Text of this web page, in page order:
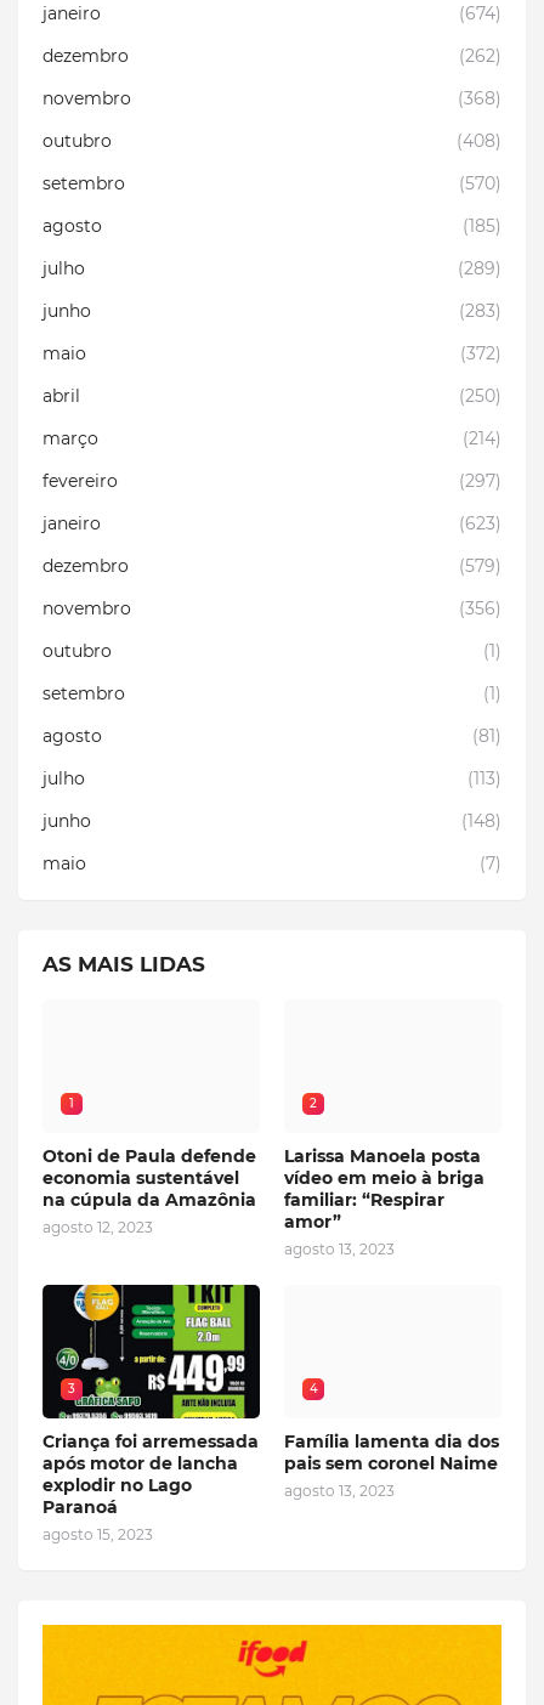
janeiro
(674)
dezembro
(262)
novembro
(368)
outubro
(408)
setembro
(570)
agosto
(185)
julho
(289)
junho
(283)
maio
(372)
abril
(250)
março
(214)
fevereiro
(297)
janeiro
(623)
dezembro
(579)
novembro
(356)
outubro
(1)
setembro
(1)
agosto
(81)
julho
(113)
junho
(148)
maio
(7)
AS MAIS LIDAS
1
Otoni de Paula defende
economia sustentável
na cúpula da Amazônia
agosto 12, 2023
2
Larissa Manoela posta
vídeo em meio à briga
familiar: “Respirar
amor”
agosto 13, 2023
3
Criança foi arremessada
após motor de lancha
explodir no Lago
Paranoá
agosto 15, 2023
4
Família lamenta dia dos
pais sem coronel Naime
agosto 13, 2023